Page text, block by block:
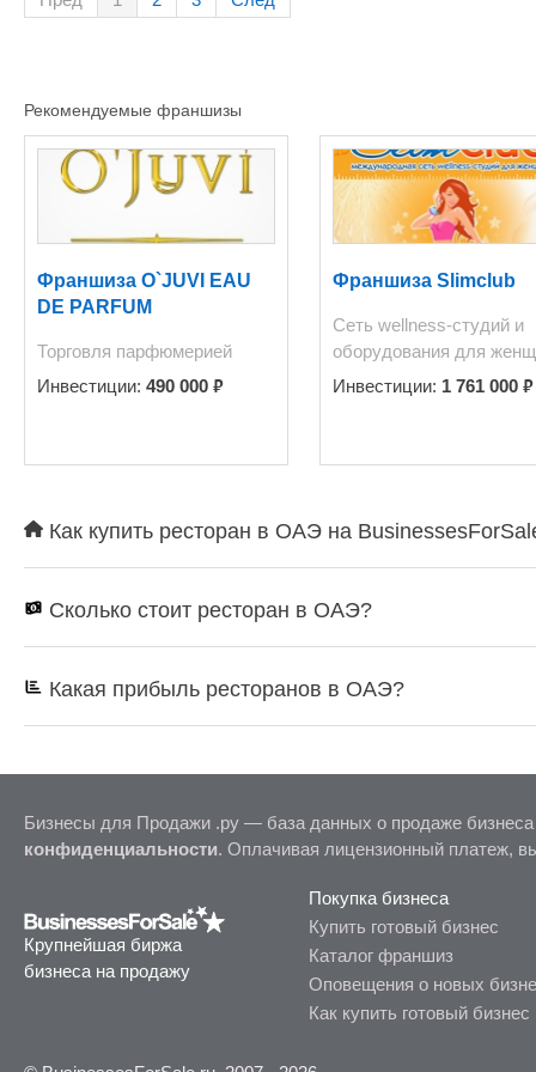
Рекомендуемые франшизы
Франшиза O`JUVI EAU
DE PARFUM
Торговля парфюмерией
Инвестиции: 490 000 ₽
Франшиза Slimclub
Сеть wellness-студий и
оборудования для
Инвестиции: 1 761 000 ₽
Как купить ресторан в ОАЭ на
Сколько стоит ресторан в ОАЭ?
Какая прибыль ресторанов в ОАЭ?
Бизнесы для Продажи .ру — база данных о продаже
конфиденциальности. Оплачивая лицензионный платеж,
Крупнейшая биржа
бизнеса на продажу
Покупка бизнеса
Купить готовый бизнес
Каталог франшиз
Оповещения о новых
Как купить готовый бизнес